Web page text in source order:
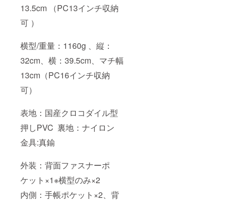
13.5cm （PC13インチ収納
可 ）
横型/重量：1160g 、縦：
32cm、横：39.5cm、マチ幅
13cm（PC16インチ収納
可）
表地：国産クロコダイル型
押しPVC 裏地：ナイロン
金具:真鍮
外装：背面ファスナーポ
ケット×1※横型のみ×2
内側：手帳ポケット×2、背